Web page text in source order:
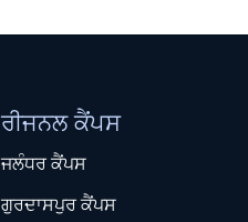
ਰੀਜਨਲ ਕੈਂਪਸ
ਜਲੰਧਰ ਕੈਂਪਸ
ਗੁਰਦਾਸਪੁਰ ਕੈਂਪਸ